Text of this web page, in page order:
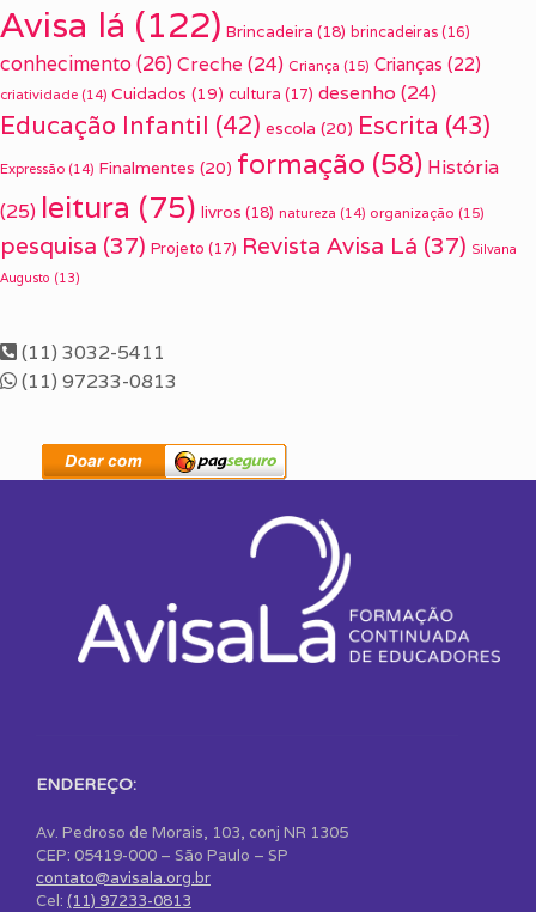
Avisa lá (122) Brincadeira (18) brincadeiras (16)
conhecimento(26) Creche (24) Criança (15) Crianças (22)
criatividade (14) Cuidados (19) cultura (17) desenho (24)
Educação Infantil (42) escola (20) Escrita (43)
Expressão (14) Finalmentes (20) formação (58) História
(25) leitura (75) livros (18) natureza (14) organização (15)
pesquisa (37) Projeto (17) Revista Avisa Lá (37) Silvana
Augusto (13)
(11) 3032-5411
(11) 97233-0813
ENDEREÇO:
Av. Pedroso de Morais, 103, conj NR 1305
CEP: 05419-000 – São Paulo – SP
contato@avisala.org.br
Cel: (11) 97233-0813